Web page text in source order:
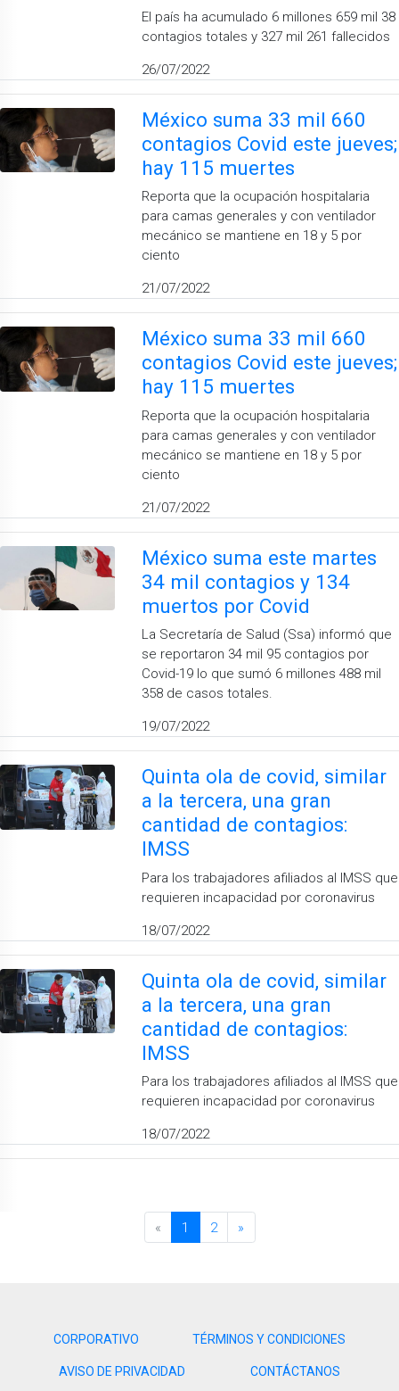
El país ha acumulado 6 millones 659 mil 38
contagios totales y 327 mil 261 fallecidos
26/07/2022
México suma 33 mil 660
contagios Covid este jueves;
hay 115 muertes
Reporta que la ocupación hospitalaria
para camas generales y con ventilador
mecánico se mantiene en 18 y 5 por
ciento
21/07/2022
México suma 33 mil 660
contagios Covid este jueves;
hay 115 muertes
Reporta que la ocupación hospitalaria
para camas generales y con ventilador
mecánico se mantiene en 18 y 5 por
ciento
21/07/2022
México suma este martes
34 mil contagios y 134
muertos por Covid
La Secretaría de Salud (Ssa) informó que
se reportaron 34 mil 95 contagios por
Covid-19 lo que sumó 6 millones 488 mil
358 de casos totales.
19/07/2022
Quinta ola de covid, similar
a la tercera, una gran
cantidad de contagios:
IMSS
Para los trabajadores afiliados al IMSS que
requieren incapacidad por coronavirus
18/07/2022
Quinta ola de covid, similar
a la tercera, una gran
cantidad de contagios:
IMSS
Para los trabajadores afiliados al IMSS que
requieren incapacidad por coronavirus
18/07/2022
« 1 2 »
CORPORATIVO TÉRMINOS Y CONDICIONES
AVISO DE PRIVACIDAD CONTÁCTANOS